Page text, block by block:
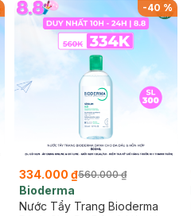
-40%
334.000 ₫560.000 ₫
Bioderma
Nước Tẩy Trang Bioderma